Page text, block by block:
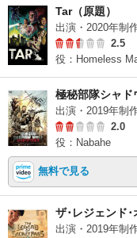
Tar（原題）
出演・2020年制
2.5
役：Homeless
極秘部隊シャド
出演・2019年制
2.0
役：Nabahe
無料で見る
ザ･レジェンド･
出演・2019年制